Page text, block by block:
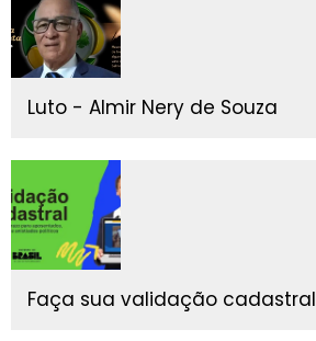
Luto - Almir Nery de Souza
Faça sua validação cadastral